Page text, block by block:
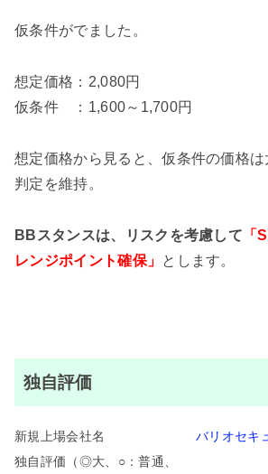
仮条件がでました。
想定価格：2,080円
仮条件 ：1,600～1,700円
想定価格から見ると、仮条件の価格は
判定を維持。
BBスタンスは、リスクを考慮して 「
レンジポイント確保」 とします。
独自評価
新規上場会社名
バリオセキ
独自評価（◎大、○：普通、